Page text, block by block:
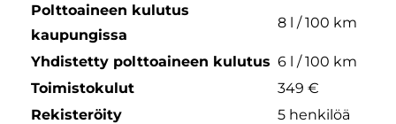
Polttoaineen kulutus
kaupungissa
8 l / 100 km
Yhdistetty polttoaineen kulutus 6 l / 100 km
Toimistokulut
349 €
Rekisteröity
5 henkilöä